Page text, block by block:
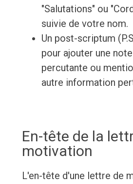
"Salutations" ou
suivie de votre nom.
Un post-scriptum
pour ajouter une
percutante ou
autre information
En-tête de la
motivation
L'en-tête d'une lettre de